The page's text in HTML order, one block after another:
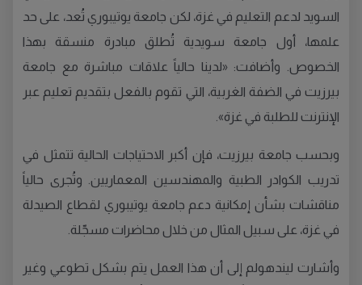
السويد لدعم التعليم في غزة، لكن جامعة يوتيبوري تُعد، على حد
علمها، أول جامعة سويدية تُطلق مبادرة منسقة بهذا
الخصوص. وأضافت: «لدينا حالياً علاقات مباشرة مع جامعة
بيرزيت في الضفة الغربية، التي تقوم بالفعل بتقديم تعليم عبر
الإنترنت للطلبة في غزة».
وبحسب جامعة بيرزيت، فإن أكبر الاحتياجات الحالية تتمثل في
تدريب الكوادر الطبية والمهندسين المعماريين. وتُجرى حالياً
مناقشات بشأن إمكانية دعم جامعة يوتيبوري لقطاع الصيدلة
في غزة، على سبيل المثال من خلال محاضرات مسجّلة.
وأشارت ليندهولم إلى أن هذا العمل يتم بشكل تطوعي وغير